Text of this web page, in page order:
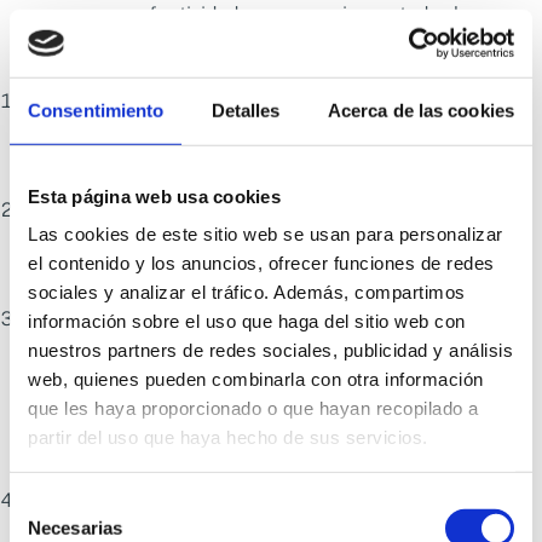
Consentimiento Detalles Acerca de las cookies
Esta página web usa cookies
Las cookies de este sitio web se usan para personalizar
el contenido y los anuncios, ofrecer funciones de redes
sociales y analizar el tráfico. Además, compartimos
información sobre el uso que haga del sitio web con
nuestros partners de redes sociales, publicidad y análisis
web, quienes pueden combinarla con otra información
que les haya proporcionado o que hayan recopilado a
partir del uso que haya hecho de sus servicios.
Selección
Necesarias
aseguren su efectividad y compromiso en todos los
niveles de la organización:
Liderazgo y comunicación: La alta dirección debe
plantear estrategias y mantener la seguridad
Alinear la gerencia, los puestos intermedios y los
empleados directospara que todos conozcan su
impacto en la seguridad alimentaria.
Definir claramente las responsabilidades de cada
empleadopara que tengan la capacidad de tomar
decisiones. La prevención, el control y los
procedimientos deben estar descritos en un lenguaje
formación adicional, o simplemente con comentarios